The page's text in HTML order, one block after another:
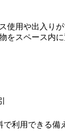
使用や出入り
をスペース内
で利用できる備